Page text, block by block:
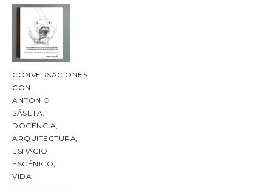
CONVERSACIONES
CON
ANTONIO
SÁSETA.
DOCENCIA,
ARQUITECTURA,
ESPACIO
ESCÉNICO,
VIDA